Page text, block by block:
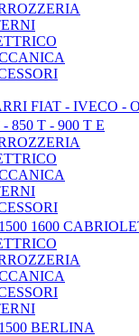
FIAT - IVECO -
- 850 T - 900 T E
1600
BERLINA